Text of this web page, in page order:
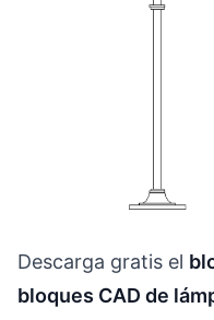
Descarga gratis el
bloques CAD de